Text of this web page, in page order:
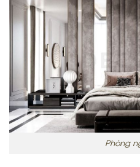
Phòng